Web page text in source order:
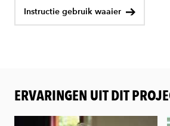
Instructie gebruik waaier
ERVARINGEN UIT DIT